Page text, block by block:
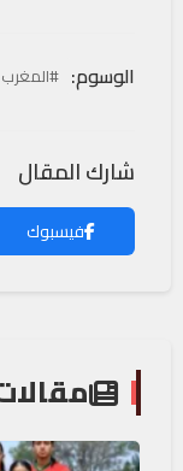
الوسوم: #المغرب
شارك المقال
فيسبوك